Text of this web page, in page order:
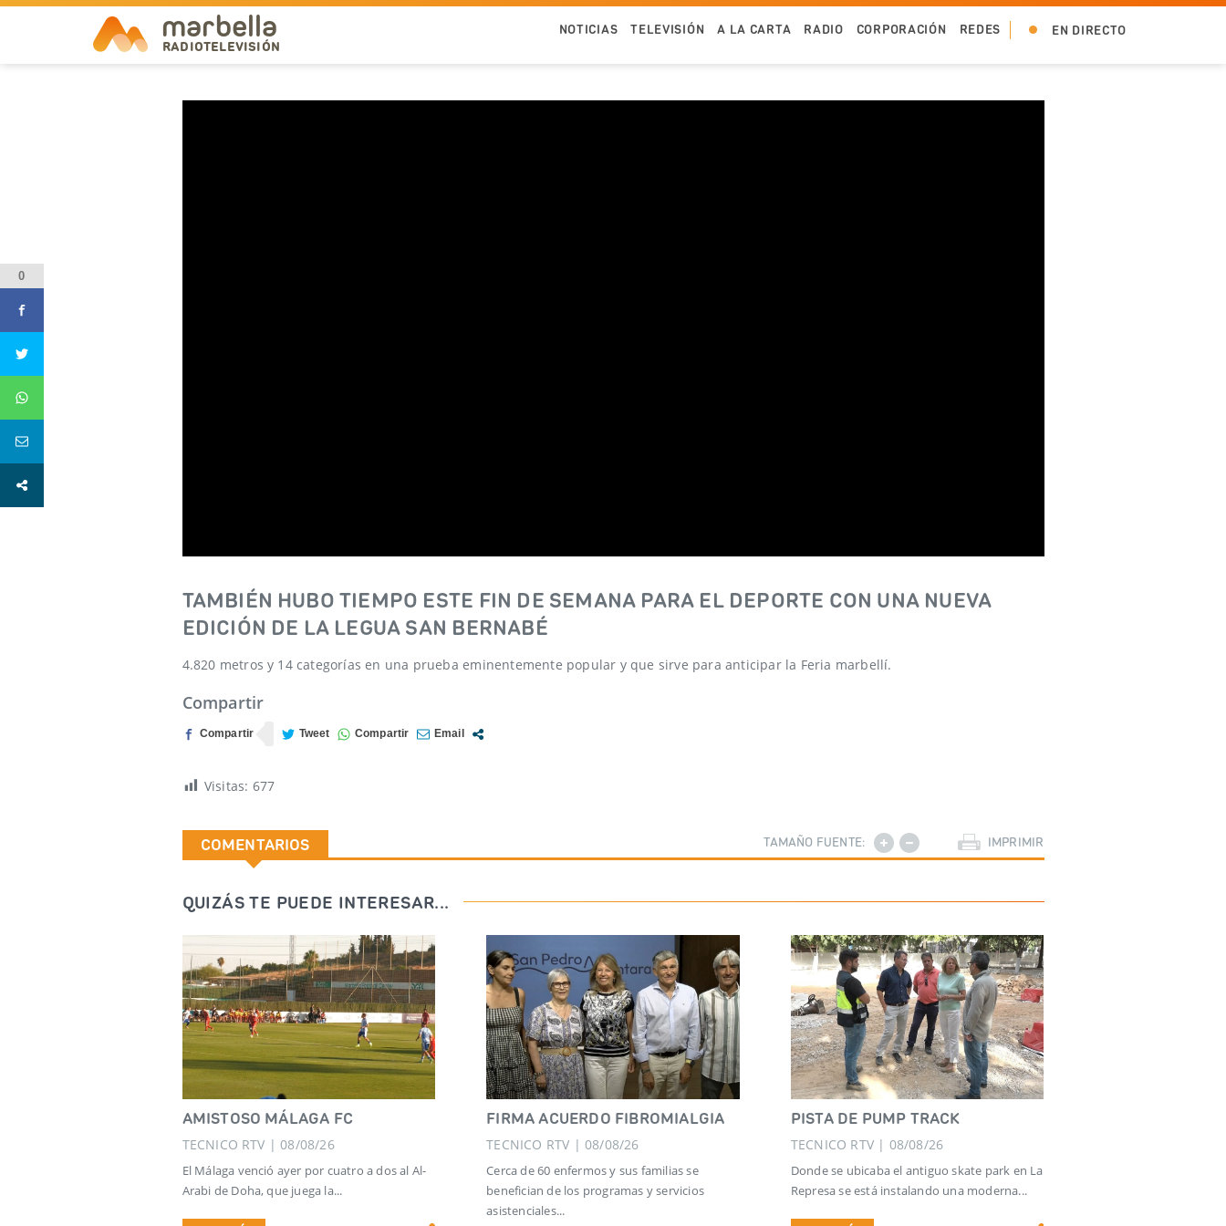
marbella
RADIOTELEVISIÓN
NOTICIAS TELEVISIÓN A LA CARTA RADIO CORPORACIÓN REDES EN DIRECTO
TAMBIÉN HUBO TIEMPO ESTE FIN DE SEMANA PARA EL DEPORTE CON UNA NUEVA
EDICIÓN DE LA LEGUA SAN BERNABÉ
4.820 metros y 14 categorías en una prueba eminentemente popular y que sirve para anticipar la Feria marbellí.
Compartir
Visitas: 677
COMENTARIOS IMPRIMIR
TAMAÑO FUENTE:
QUIZÁS TE PUEDE INTERESAR...
AMISTOSO MÁLAGA FC
TECNICO RTV | 08/08/26
El Málaga venció ayer por cuatro a dos al Al-
Arabi de Doha, que juega la...
FIRMA ACUERDO FIBROMIALGIA
TECNICO RTV | 08/08/26
Cerca de 60 enfermos y sus familias se
benefician de los programas y servicios
asistenciales...
PISTA DE PUMP TRACK
TECNICO RTV | 08/08/26
Donde se ubicaba el antiguo skate park en La
Represa se está instalando una moderna...
0